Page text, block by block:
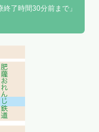
了時間30分前まで」